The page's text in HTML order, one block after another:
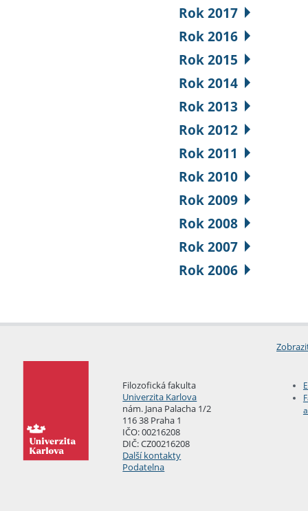
Rok 2017
Rok 2016
Rok 2015
Rok 2014
Rok 2013
Rok 2012
Rok 2011
Rok 2010
Rok 2009
Rok 2008
Rok 2007
Rok 2006
Filozofická fakulta
Univerzita Karlova
nám. Jana Palacha 1/2
116 38 Praha 1
IČO: 00216208
DIČ: CZ00216208
Další kontakty
Podatelna